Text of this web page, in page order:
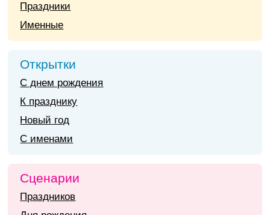
Праздники
Именные
Открытки
С днем рождения
К празднику
Новый год
С именами
Сценарии
Праздников